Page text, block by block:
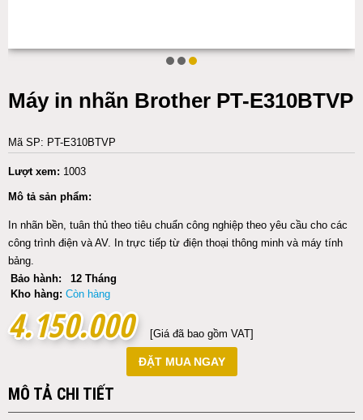
Máy in nhãn Brother PT-E310BTVP
Mã SP: PT-E310BTVP
Lượt xem: 1003
Mô tả sản phẩm:
In nhãn bền, tuân thủ theo tiêu chuẩn công nghiệp theo yêu cầu cho các
công trình điện và AV. In trực tiếp từ điện thoại thông minh và máy tính
bảng.
Bảo hành:
12 Tháng
Kho hàng: Còn hàng
4.150.000
4.150.000 [Giá đã bao gồm VAT]
ĐẶT MUA NGAY
MÔ TẢ CHI TIẾT